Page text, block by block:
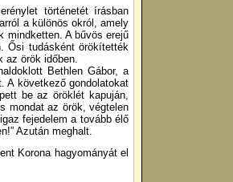
történetét írásban
a különös okról, amely
mindketten. A bűvös erejű
Ősi tudásként örökítették
az örök időben.
Bethlen Gábor, a
A következő gondolatokat
be az öröklét kapuján,
mondat az örök, végtelen
fejedelem a tovább élő
Azután meghalt.
Korona hagyományát el